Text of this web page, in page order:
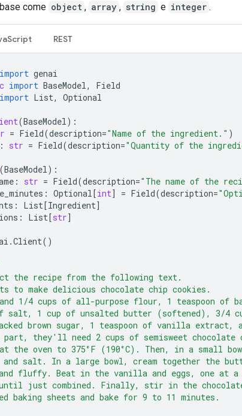
come object , array , string e integer .
REST
import genai
import BaseModel,
Field
import List, Optional
(BaseModel):
= Field(description="Name of the ingredient." )
: str = Field(description="Quantity of the
(BaseModel):
: str = Field(description="The name of the
: Optional[int] = Field(description=
: List[Ingredient]
: List[str]
.Client()
the recipe from the following text.
to make delicious chocolate chip cookies.
and 1/4 cups of all-purpose flour, 1 teaspoon of
salt, 1 cup of unsalted butter (softened), 3/4
brown sugar, 1 teaspoon of vanilla extract,
part, they'll need 2 cups of semisweet chocolate
the oven to 375°F (190°C). Then, in a small
and salt. In a large bowl, cream together the
fluffy. Beat in the vanilla and eggs, one at a
just combined. Finally, stir in the chocolate
baking sheets and bake for 9 to 11 minutes.